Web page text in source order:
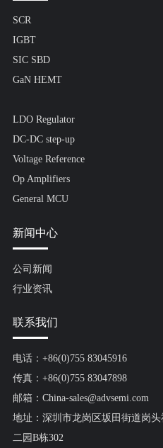
SCR
IGBT
SIC SBD
GaN HEMT
LDO Regulator
DC-DC step-up
Voltage Reference
Op Amplifiers
General MCU
新闻中心
公司新闻
行业资讯
联系我们
电话：+86(0)755 83045916
传真：+86(0)755 83047898
邮箱：China-sales@advsemi.com
地址：深圳市龙岗区坂田街道岗
二园B栋302